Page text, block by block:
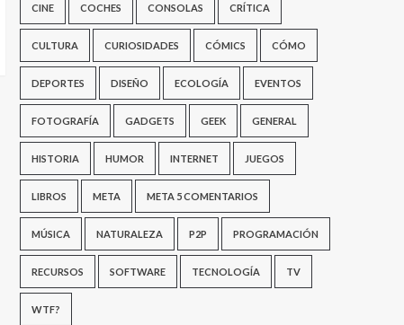
CINE COCHES CONSOLAS CRÍTICA
CULTURA CURIOSIDADES CÓMICS CÓMO
DEPORTES DISEÑO ECOLOGÍA EVENTOS
FOTOGRAFÍA GADGETS GEEK GENERAL
HISTORIA HUMOR INTERNET JUEGOS
LIBROS META META 5 COMENTARIOS
MÚSICA NATURALEZA P2P PROGRAMACIÓN
RECURSOS SOFTWARE TECNOLOGÍA TV
WTF?